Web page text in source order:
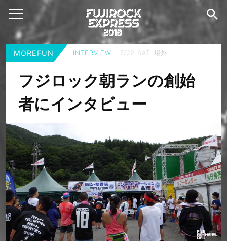
MOREFUN INTERVIEW 7/28 SAT 場外
フジロック朝ランの創始
者にインタビュー